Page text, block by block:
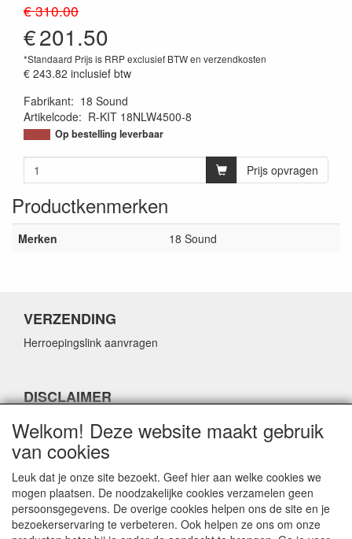
€ 310.00
€201.50
*Standaard Prijs is RRP exclusief BTW en verzendkosten
€ 243.82 inclusief btw
Fabrikant: 18 Sound
Artikelcode: R-KIT 18NLW4500-8
Op bestelling leverbaar
Prijs opvragen
Productkenmerken
Merken 18 Sound
VERZENDING
Herroepingslink aanvragen
DISCLAIMER
Herroepingslink aanvragen
CONTACTGEGEVENS
Welkom! Deze website maakt gebruik
van cookies
Leuk dat je onze site bezoekt. Geef hier aan welke cookies we
mogen plaatsen. De noodzakelijke cookies verzamelen geen
persoonsgegevens. De overige cookies helpen ons de site en je
bezoekerservaring te verbeteren. Ook helpen ze ons om onze